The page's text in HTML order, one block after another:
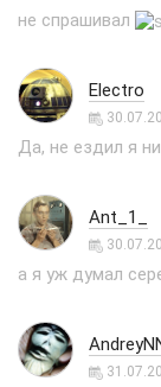
не спрашивал
Electro
Да, не ездил я
Ant_1_
а я уж думал